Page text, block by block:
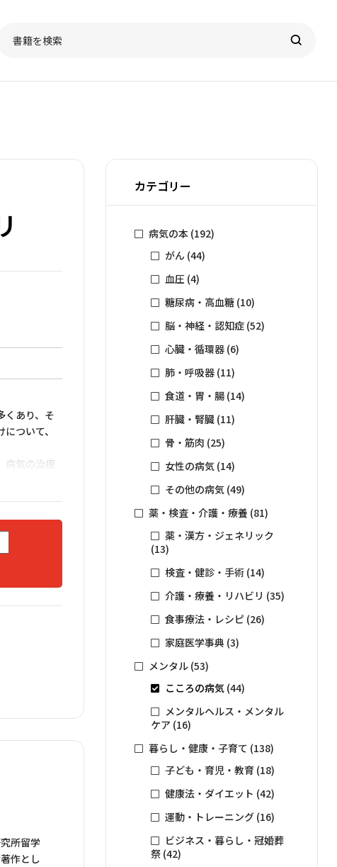
くあり、そ
ついて、
病気の治療
所留学
作とし
カテゴリー
病気の本 (192)
がん (44)
血圧 (4)
糖尿病・高血糖 (10)
脳・神経・認知症 (52)
心臓・循環器 (6)
肺・呼吸器 (11)
食道・胃・腸 (14)
肝臓・腎臓 (11)
骨・筋肉 (25)
女性の病気 (14)
その他の病気 (49)
薬・検査・介護・療養 (81)
薬・漢方・ジェネリック
(13)
検査・健診・手術 (14)
介護・療養・リハビリ (35)
食事療法・レシピ (26)
家庭医学事典 (3)
メンタル (53)
こころの病気 (44)
メンタルヘルス・メンタル
ケア (16)
暮らし・健康・子育て (138)
子ども・育児・教育 (18)
健康法・ダイエット (42)
運動・トレーニング (16)
ビジネス・暮らし・冠婚葬
祭 (42)